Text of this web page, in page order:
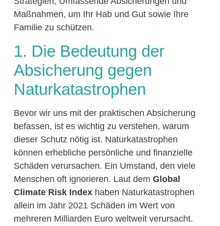
Maßnahmen, um Ihr Hab und Gut sowie Ihre
Familie zu schützen.
1. Die Bedeutung der
Absicherung gegen
Naturkatastrophen
Bevor wir uns mit der praktischen Absicherung
befassen, ist es wichtig zu verstehen, warum
dieser Schutz nötig ist. Naturkatastrophen
können erhebliche persönliche und finanzielle
Schäden verursachen. Ein Umstand, den viele
Menschen oft ignorieren. Laut dem Global
Climate Risk Indexhaben Naturkatastrophen
allein im Jahr 2021 Schäden im Wert von
mehreren Milliarden Euro weltweit verursacht.